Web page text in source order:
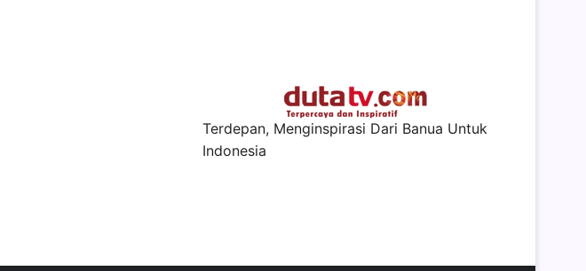
Terdepan, Menginspirasi Dari Banua Untuk
Indonesia